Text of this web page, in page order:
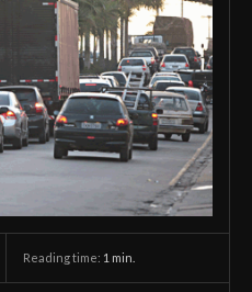
Reading time: 1 min.